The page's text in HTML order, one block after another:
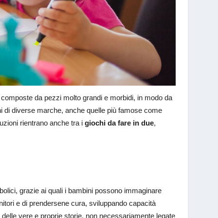
da pezzi molto grandi e morbidi, in modo da
diverse marche, anche quelle più famose come
rientrano anche tra igiochi da fare in due,
grazie ai quali i bambini possono immaginare
e di prendersene cura, sviluppando capacità
vere e proprie storie, non necessariamente legate